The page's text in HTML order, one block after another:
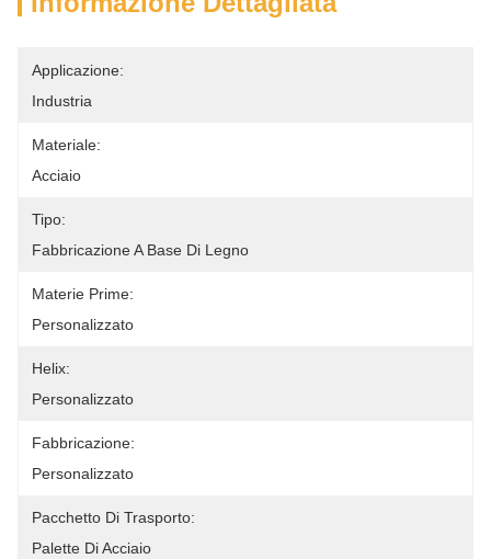
Applicazione:
Industria
Materiale:
Acciaio
Tipo:
Fabbricazione A Base Di Legno
Materie Prime:
Personalizzato
Helix:
Personalizzato
Fabbricazione:
Personalizzato
Pacchetto Di Trasporto:
Palette Di Acciaio